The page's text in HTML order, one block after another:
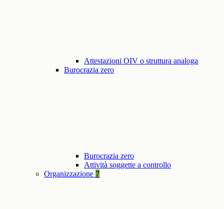
Attestazioni OIV o struttura analoga
Burocrazia zero
Burocrazia zero
Attività soggette a controllo
Organizzazione 7